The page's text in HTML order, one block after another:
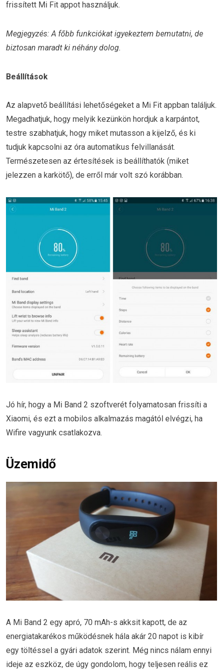
frissített Mi Fit appot használjuk.
Megjegyzés: A főbb funkciókat igyekeztem bemutatni, de
biztosan maradt ki néhány dolog.
Beállítások
Az alapvető beállítási lehetőségeket a Mi Fit appban találjuk.
Megadhatjuk, hogy melyik kezünkön hordjuk a karpántot,
testre szabhatjuk, hogy miket mutasson a kijelző, és ki
tudjuk kapcsolni az óra automatikus felvillanását.
Természetesen az értesítések is beállíthatók (miket
jelezzen a karkötő), de erről már volt szó korábban.
Jó hír, hogy a Mi Band 2 szoftverét folyamatosan frissíti a
Xiaomi, és ezt a mobilos alkalmazás magától elvégzi, ha
Wifire vagyunk csatlakozva.
Üzemidő
A Mi Band 2 egy apró, 70 mAh-s akksit kapott, de az
energiatakarékos működésnek hála akár 20 napot is kibír
egy töltéssel a gyári adatok szerint. Még nincs nálam ennyi
ideje az eszköz, de úgy gondolom, hogy teljesen reális ez